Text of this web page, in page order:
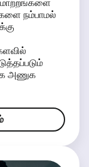
நம்பாமல்
அணுக